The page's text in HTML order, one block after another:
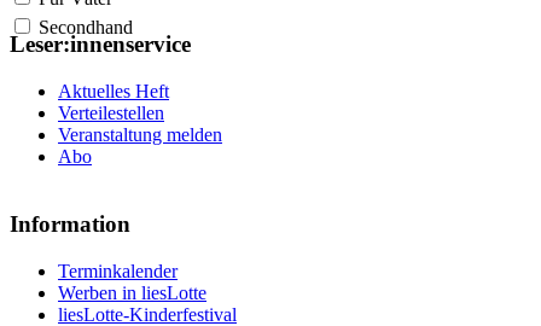
Secondhand
Leser:innenservice
Aktuelles Heft
Verteilestellen
Veranstaltung melden
Abo
Information
Terminkalender
Werben in liesLotte
liesLotte-Kinderfestival